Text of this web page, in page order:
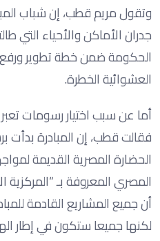
وتقول مريم قطب، إن شباب
جدران الأماكن والأحياء التي
الحكومة ضمن خطة تطوير
العشوائية الخطرة.
أما عن سبب اختيار رسومات
فقالت قطب، إن المبادرة
الحضارة المصرية القديمة
المصري المعروفة بـ “المركزية
أن جميع المشاريع القادمة
لكنها جميعا ستكون في إطار